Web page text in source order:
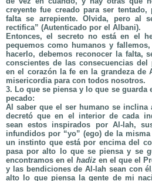
creyente fue creado para ser
falta se arrepiente. Olvida, pero al
rectifica” (Autenticado por el Albani).
Entonces, el secreto no está en el
pequemos como humanos y
hacerlo, debemos reconocer la falta,
conscientes de las consecuencias
en el corazón la fe en la grandeza de
misericordia para con todos nosotros.
3. Lo que se piensa y lo que se
pecado:
Al saber que el ser humano se inclina
decretó que en el interior de cada
sean estos inspirados por Al-lah,
infundidos por “yo” (ego) de la
un instinto que está por encima del
pasa por alto lo que se piensa y se
encontramos en el hadizen el que el
y las bendiciones de Al-lah sean con
alto lo que piensa la gente de mi